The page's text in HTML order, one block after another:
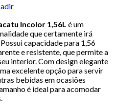
Incolor 1,56L é um
que certamente irá
capacidade para 1,56
e resistente, que permite a
interior. Com design elegante
excelente opção para servir
bebidas em ocasiões
é ideal para acomodar